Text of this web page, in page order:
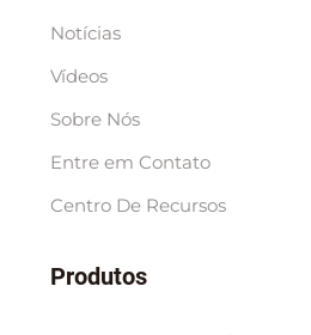
Notícias
Vídeos
Sobre Nós
Entre em Contato
Centro De Recursos
Produtos